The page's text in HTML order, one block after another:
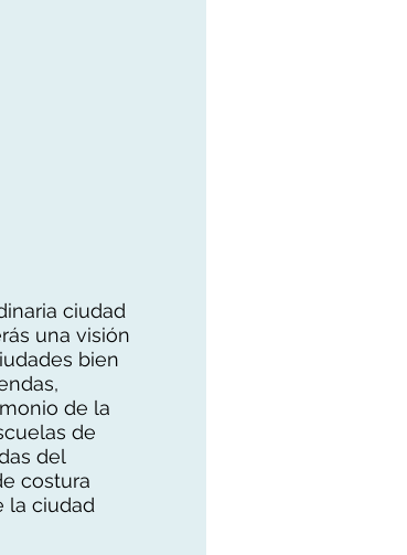
ciudad
una visión
bien
de la
de
del
costura
la ciudad